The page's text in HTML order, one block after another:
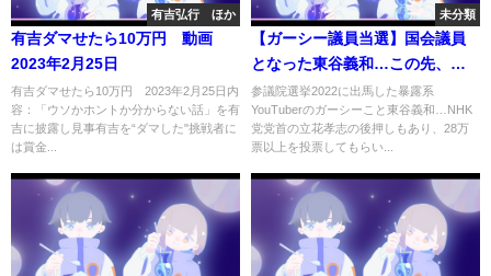
有吉弘行 ほか
有吉ダマせたら10万円 動画
2023年2月25日
有吉ダマせたら10万円 2023年2月25日内
容：「ウソかホントか分からない話」を有
吉に披露し見事有吉を“ダマした"挑戦者に
は賞金...
未分類
【ガーシー議員当選】国会議員
となった東谷義和…この先、ど
うなっていくか全てぶっちゃけ
ます。本当にヤバイ事になる！
【ホリエモン切り抜き 影響力 陰
志 三木谷浩史】
参議院選挙2022に出馬した暴露系
YouTuberのガーシーこと東谷義和…NHK
党党首の立花孝志の後押しもあり、28万
票以上を投票してもらい...